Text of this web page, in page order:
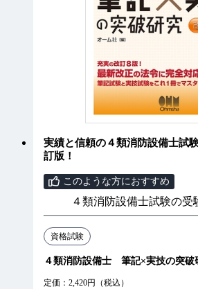
実績と信頼の４類消防設備士試
訂版！
このような方におすすめ
４類消防設備士試験の受
資格試験
４類消防設備士 筆記×実技の突破
定価：2,420円（税込）